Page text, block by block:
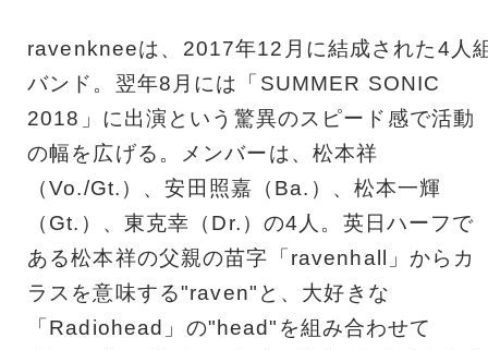
ravenkneeは、2017年12月に結成された4人
バンド。翌年8月には「SUMMER SONIC
2018」に出演という驚異のスピード感で活動
の幅を広げる。メンバーは、松本祥
（Vo./Gt.）、安田照嘉（Ba.）、松本一輝
（Gt.）、東克幸（Dr.）の4人。英日ハーフで
ある松本祥の父親の苗字「ravenhall」からカ
ラスを意味する"raven"と、大好きな
「Radiohead」の"head"を組み合わせて